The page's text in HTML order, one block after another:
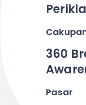
360
Pasar